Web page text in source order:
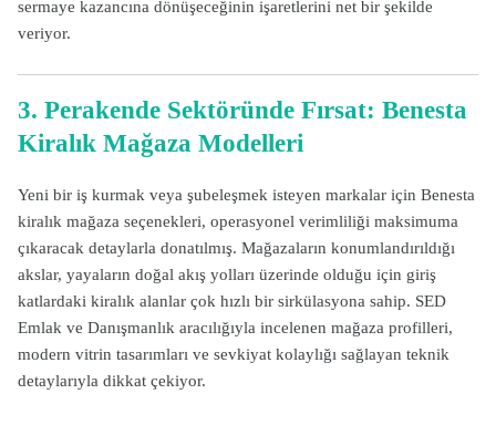
sermaye kazancına dönüşeceğinin işaretlerini net bir şekilde
veriyor.
3. Perakende Sektöründe Fırsat: Benesta
Kiralık Mağaza Modelleri
Yeni bir iş kurmak veya şubeleşmek isteyen markalar için Benesta
kiralık mağaza seçenekleri, operasyonel verimliliği maksimuma
çıkaracak detaylarla donatılmış. Mağazaların konumlandırıldığı
akslar, yayaların doğal akış yolları üzerinde olduğu için giriş
katlardaki kiralık alanlar çok hızlı bir sirkülasyona sahip. SED
Emlak ve Danışmanlık aracılığıyla incelenen mağaza profilleri,
modern vitrin tasarımları ve sevkiyat kolaylığı sağlayan teknik
detaylarıyla dikkat çekiyor.